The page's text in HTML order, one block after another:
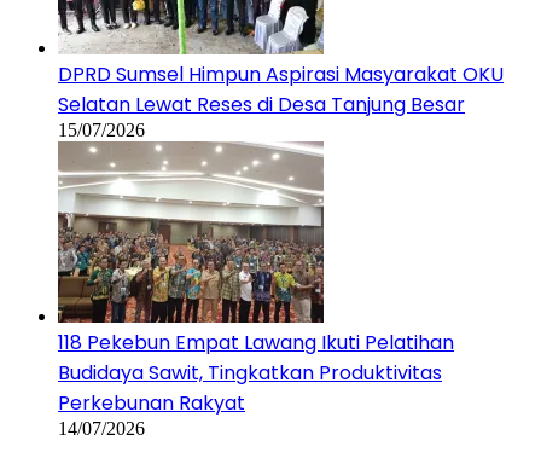
DPRD Sumsel Himpun Aspirasi Masyarakat OKU
Selatan Lewat Reses di Desa Tanjung Besar
15/07/2026
118 Pekebun Empat Lawang Ikuti Pelatihan
Budidaya Sawit, Tingkatkan Produktivitas
Perkebunan Rakyat
14/07/2026